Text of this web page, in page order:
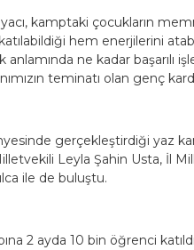
kamptaki çocukların
katılabildiği hem enerjilerini
ne kadar başarılı
teminatı olan genç
gerçekleştirdiği yaz
Leyla Şahin Usta,
ile de buluştu.
2 ayda 10 bin öğrenci